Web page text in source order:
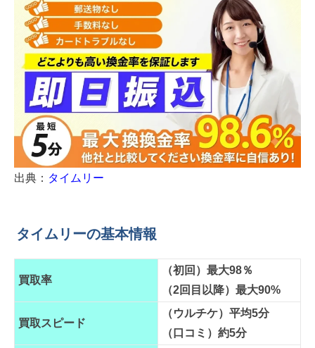
出典： タイムリー
タイムリーの基本情報
買取率
（初回）最大98％
（2回目以降）最大90%
買取スピード
（ウルチケ）平均5分
（口コミ）約5分